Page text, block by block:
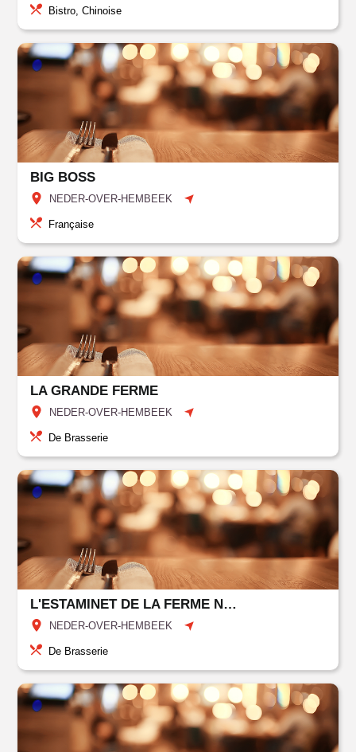
Bistro, Chinoise
BIG BOSS
NEDER-OVER-HEMBEEK
Française
LA GRANDE FERME
NEDER-OVER-HEMBEEK
De Brasserie
L'ESTAMINET DE LA FERME NOS PILIFS
NEDER-OVER-HEMBEEK
De Brasserie